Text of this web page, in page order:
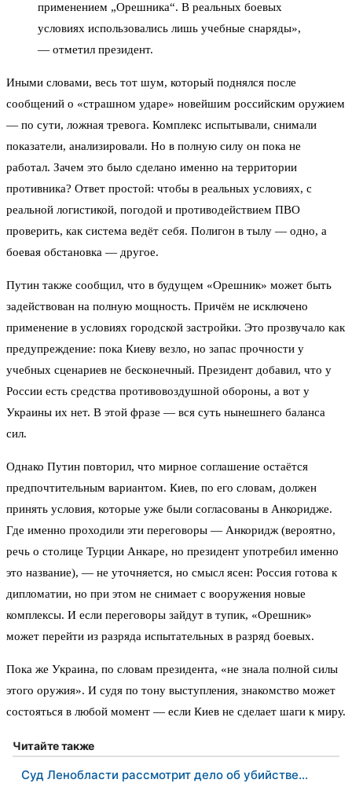
применением „Орешника“. В реальных боевых
условиях использовались лишь учебные снаряды»,
— отметил президент.
Иными словами, весь тот шум, который поднялся после
сообщений о «страшном ударе» новейшим российским оружием
— по сути, ложная тревога. Комплекс испытывали, снимали
показатели, анализировали. Но в полную силу он пока не
работал. Зачем это было сделано именно на территории
противника? Ответ простой: чтобы в реальных условиях, с
реальной логистикой, погодой и противодействием ПВО
проверить, как система ведёт себя. Полигон в тылу — одно, а
боевая обстановка — другое.
Путин также сообщил, что в будущем «Орешник» может быть
задействован на полную мощность. Причём не исключено
применение в условиях городской застройки. Это прозвучало как
предупреждение: пока Киеву везло, но запас прочности у
учебных сценариев не бесконечный. Президент добавил, что у
России есть средства противовоздушной обороны, а вот у
Украины их нет. В этой фразе — вся суть нынешнего баланса
сил.
Однако Путин повторил, что мирное соглашение остаётся
предпочтительным вариантом. Киев, по его словам, должен
принять условия, которые уже были согласованы в Анкоридже.
Где именно проходили эти переговоры — Анкоридж (вероятно,
речь о столице Турции Анкаре, но президент употребил именно
это название), — не уточняется, но смысл ясен: Россия готова к
дипломатии, но при этом не снимает с вооружения новые
комплексы. И если переговоры зайдут в тупик, «Орешник»
может перейти из разряда испытательных в разряд боевых.
Пока же Украина, по словам президента, «не знала полной силы
этого оружия». И судя по тону выступления, знакомство может
состояться в любой момент — если Киев не сделает шаги к миру.
Читайте также
Суд Ленобласти рассмотрит дело об убийстве…